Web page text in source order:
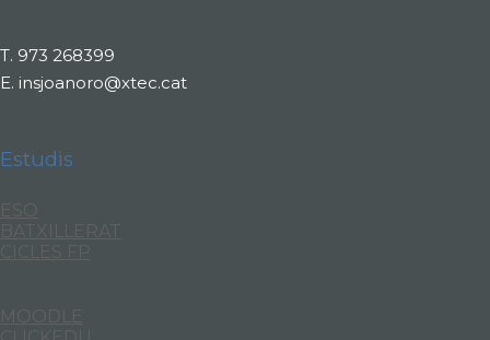
T. 973 268399
E. insjoanoro@xtec.cat
Estudis
BATXILLERAT